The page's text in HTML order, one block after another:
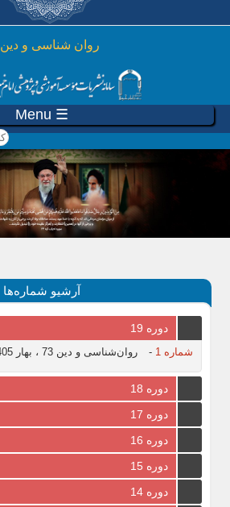
رفتن به محتوای اصلی
روان شناسی و دين
☰ Menu
آرشیو شماره‌ها
دوره 19
شماره 1 - روان‌شناسی و دین 73 ، بهار 1405
دوره 18
دوره 17
دوره 16
دوره 15
دوره 14